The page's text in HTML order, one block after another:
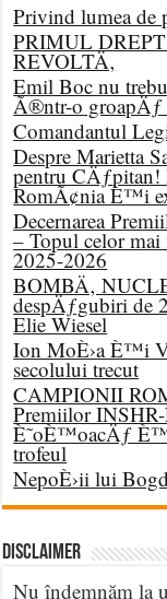
Privind lumea de
PRIMUL
REVOLTÄ‚
Emil Boc nu
Ã®ntr-o
Comandantul
Despre Marietta
pentru CÄƒpitan!
RomÃ¢nia È™i
Decernarea
– Topul celor mai
2025-2026
BOMBÄ‚
despÄƒgubiri de
Elie Wiesel
Ion MoÈ›a È™i
secolului trecut
CAMPIONII
Premiilor
È˜oÈ™oacÄƒ
trofeul
NepoÈ›ii lui
DISCLAIMER
Nu îndemnăm la